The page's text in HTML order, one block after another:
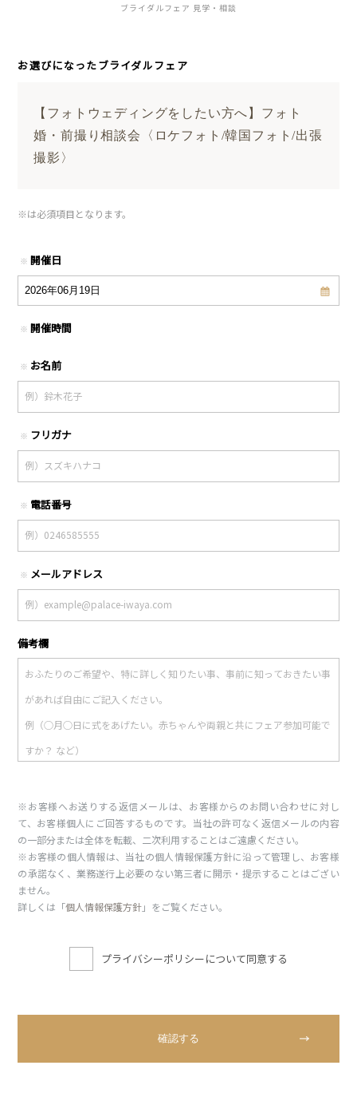
ブライダルフェア 見学・相談
お選びになったブライダルフェア
【フォトウェディングをしたい方へ】フォト
婚・前撮り相談会〈ロケフォト/韓国フォト/出張
撮影〉
※は必須項目となります。
※ 開催日
※ 開催時間
※ お名前
※ フリガナ
※ 電話番号
※ メールアドレス
備考欄
※お客様へお送りする返信メールは、お客様からのお問い合わせに対し
て、お客様個人にご回答するものです。当社の許可なく返信メールの内容
の一部分または全体を転載、二次利用することはご遠慮ください。
※お客様の個人情報は、当社の個人情報保護方針に沿って管理し、お客様
の承諾なく、業務遂行上必要のない第三者に開示・提示することはござい
ません。
詳しくは「個人情報保護方針」をご覧ください。
プライバシーポリシーについて同意する